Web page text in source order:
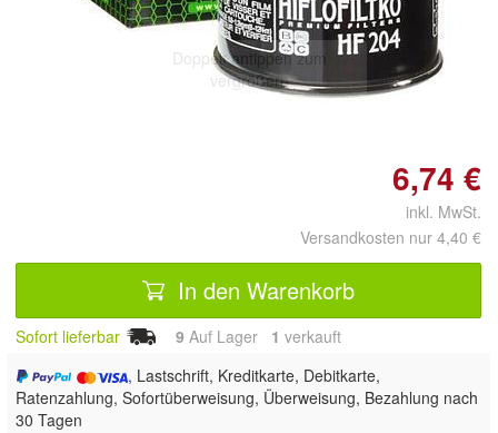
Doppelt antippen zum
vergrößern
6,74 €
inkl. MwSt.
Versandkosten nur 4,40 €
In den Warenkorb
Sofort lieferbar 9 Auf Lager 1 verkauft
, Lastschrift, Kreditkarte, Debitkarte,
Ratenzahlung, Sofortüberweisung, Überweisung, Bezahlung nach
30 Tagen